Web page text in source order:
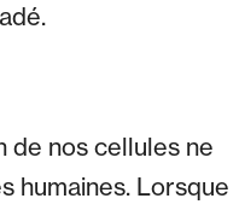
de nos cellules ne
humaines. Lorsque